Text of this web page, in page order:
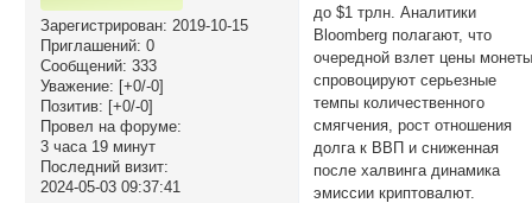
Зарегистрирован: 2019-10-15
Приглашений: 0
Сообщений: 333
Уважение: [+0/-0]
Позитив: [+0/-0]
Провел на форуме:
3 часа 19 минут
Последний визит:
2024-05-03 09:37:41
до $1 трлн. Аналитики
Bloomberg полагают, что
очередной взлет цены
спровоцируют серьезные
темпы количественного
смягчения, рост отношения
долга к ВВП и сниженная
после халвинга динамика
эмиссии криптовалют.